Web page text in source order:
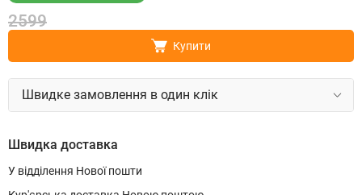
2599
Купити
Швидке замовлення в один клік
Швидка доставка
У відділення Нової пошти